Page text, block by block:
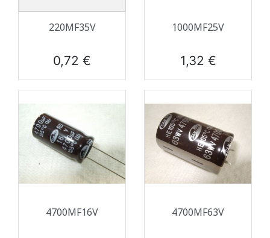
220ΜF35V
Prix
0,72 €
1000ΜF25V
Prix
1,32 €
4700ΜF16V 4700ΜF63V